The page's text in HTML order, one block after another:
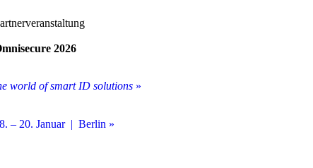
2026
world of smart ID solutions»
– 20. Januar | Berlin »